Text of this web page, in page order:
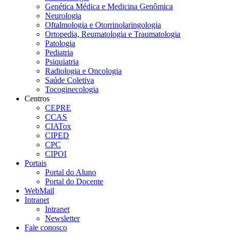
Genética Médica e Medicina Genômica
Neurologia
Oftalmologia e Otorrinolaringologia
Ortopedia, Reumatologia e Traumatologia
Patologia
Pediatria
Psiquiatria
Radiologia e Oncologia
Saúde Coletiva
Tocoginecologia
Centros
CEPRE
CCAS
CIATox
CIPED
CPC
CIPOI
Portais
Portal do Aluno
Portal do Docente
WebMail
Intranet
Intranet
Newsletter
Fale conosco